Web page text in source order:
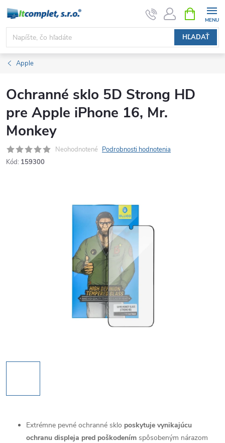
Prejsť
obsah
HĽADAŤ
KOŠÍK
Apple
Ochranné sklo 5D Strong HD
pre Apple iPhone 16, Mr.
Monkey
Neohodnotené Podrobnosti hodnotenia
Kód: 159300
Extrémne pevné ochranné sklo poskytuje vynikajúcu
ochranu displeja pred poškodením spôsobeným nárazom